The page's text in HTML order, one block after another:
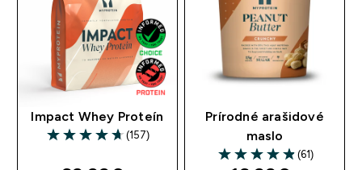
Impact Whey Proteín
4.67 out of 5 stars
(157)
Prírodné arašidové
maslo
4.9 out of 5 stars
(61)